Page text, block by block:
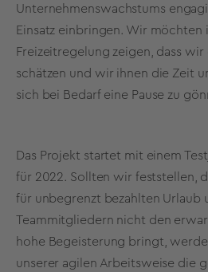
Unternehmenswachstums
Einsatz einbringen. Wir möchten
Freizeitregelung zeigen, dass
schätzen und wir ihnen die Zeit
sich bei Bedarf eine Pause zu
Das Projekt startet mit einem
für 2022. Sollten wir feststellen,
für unbegrenzt bezahlten Urlaub
Teammitgliedern nicht den
hohe Begeisterung bringt,
unserer agilen Arbeitsweise die